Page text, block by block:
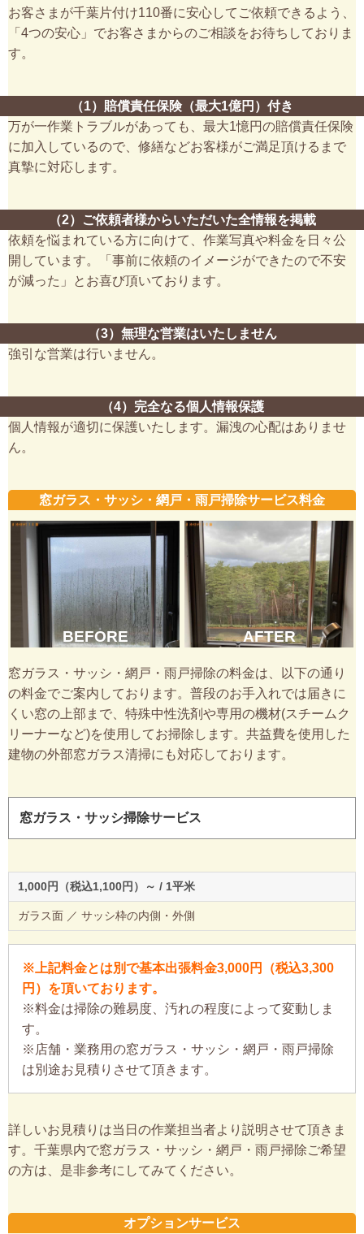
お客さまが千葉片付け110番に安心してご依頼できるよう、
「4つの安心」でお客さまからのご相談をお待ちしておりま
す。
（1）賠償責任保険（最大1億円）付き
万が一作業トラブルがあっても、最大1憶円の賠償責任保険
に加入しているので、修繕などお客様がご満足頂けるまで
真摯に対応します。
（2）ご依頼者様からいただいた全情報を掲載
依頼を悩まれている方に向けて、作業写真や料金を日々公
開しています。「事前に依頼のイメージができたので不安
が減った」とお喜び頂いております。
（3）無理な営業はいたしません
強引な営業は行いません。
（4）完全なる個人情報保護
個人情報が適切に保護いたします。漏洩の心配はありませ
ん。
窓ガラス・サッシ・網戸・雨戸掃除サービス料金
BEFORE AFTER
窓ガラス・サッシ・網戸・雨戸掃除の料金は、以下の通り
の料金でご案内しております。普段のお手入れでは届きに
くい窓の上部まで、特殊中性洗剤や専用の機材(スチームク
リーナーなど)を使用してお掃除します。共益費を使用した
建物の外部窓ガラス清掃にも対応しております。
窓ガラス・サッシ掃除サービス
1,000円（税込1,100円）～ / 1平米
ガラス面 ／ サッシ枠の内側・外側
※上記料金とは別で基本出張料金3,000円（税込3,300
円）を頂いております。
※料金は掃除の難易度、汚れの程度によって変動しま
す。
※店舗・業務用の窓ガラス・サッシ・網戸・雨戸掃除
は別途お見積りさせて頂きます。
詳しいお見積りは当日の作業担当者より説明させて頂きま
す。千葉県内で窓ガラス・サッシ・網戸・雨戸掃除ご希望
の方は、是非参考にしてみてください。
オプションサービス